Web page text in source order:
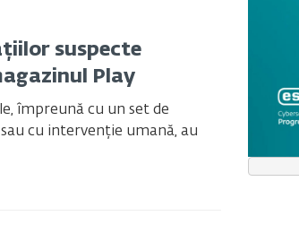
suspecte
Play
împreună cu un set de
cu intervenție umană, au